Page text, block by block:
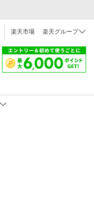
楽天市場 楽天グループ